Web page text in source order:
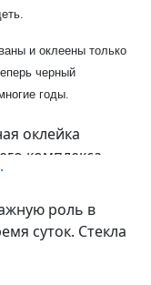
и оклеены только
черный
годы.
оклейка
комплекса
4.
роль в
суток. Стекла